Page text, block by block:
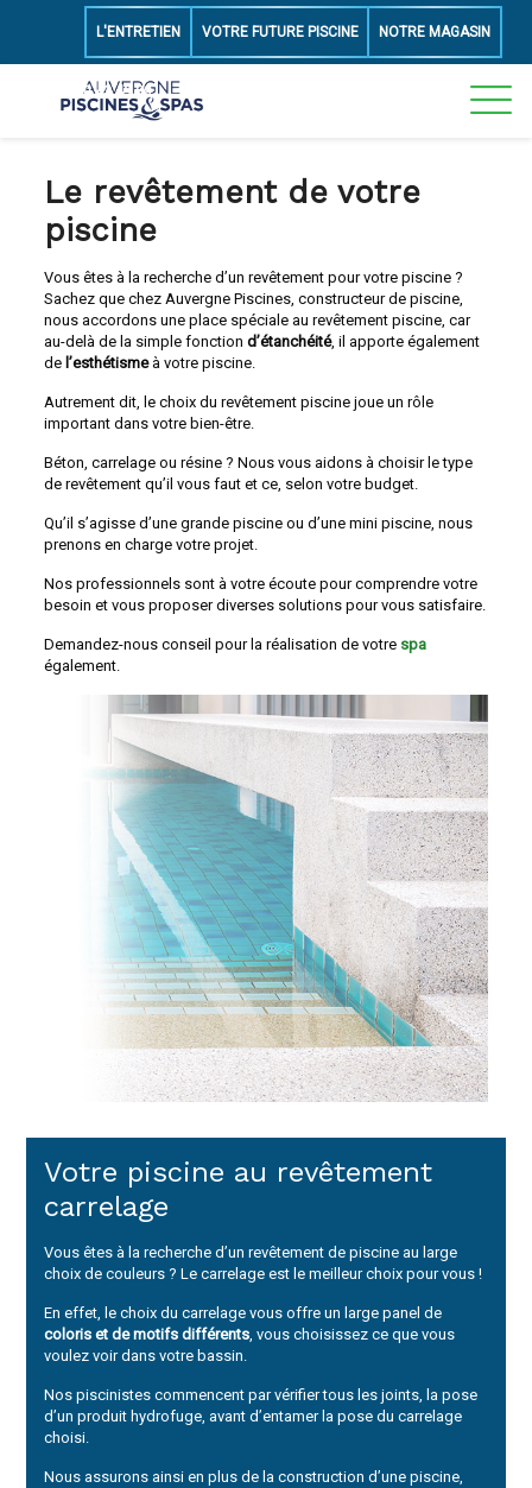
06 50 43 49 89
L'ENTRETIEN VOTRE FUTURE PISCINE NOTRE MAGASIN
Le revêtement de votre
piscine
Vous êtes à la recherche d’un revêtement pour votre piscine ?
Sachez que chez Auvergne Piscines, constructeur de piscine,
nous accordons une place spéciale au revêtement piscine, car
au-delà de la simple fonction d’étanchéité, il apporte également
de l’esthétismeà votre piscine.
Autrement dit, le choix du revêtement piscine joue un rôle
important dans votre bien-être.
Béton, carrelage ou résine ? Nous vous aidons à choisir le type
de revêtement qu’il vous faut et ce, selon votre budget.
Qu’il s’agisse d’une grande piscine ou d’une mini piscine, nous
prenons en charge votre projet.
Nos professionnels sont à votre écoute pour comprendre votre
besoin et vous proposer diverses solutions pour vous satisfaire.
Demandez-nous conseil pour la réalisation de votre spa
également.
Votre piscine au revêtement
carrelage
Vous êtes à la recherche d’un revêtement de piscine au large
choix de couleurs ? Le carrelage est le meilleur choix pour vous !
En effet, le choix du carrelage vous offre un large panel de
coloris et de motifs différents, vous choisissez ce que vous
voulez voir dans votre bassin.
Nos piscinistes commencent par vérifier tous les joints, la pose
d’un produit hydrofuge, avant d’entamer la pose du carrelage
choisi.
Nous assurons ainsi en plus de la construction d’une piscine,